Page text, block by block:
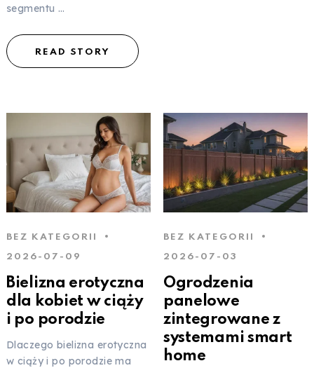
segmentu …
READ STORY
BEZ KATEGORII
2026-07-09
Bielizna erotyczna
dla kobiet w ciąży
i po porodzie
Dlaczego bielizna erotyczna
w ciąży i po porodzie ma
BEZ KATEGORII
2026-07-03
Ogrodzenia
panelowe
zintegrowane z
systemami smart
home